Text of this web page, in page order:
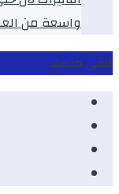
واسعة من
ابقى متصلا